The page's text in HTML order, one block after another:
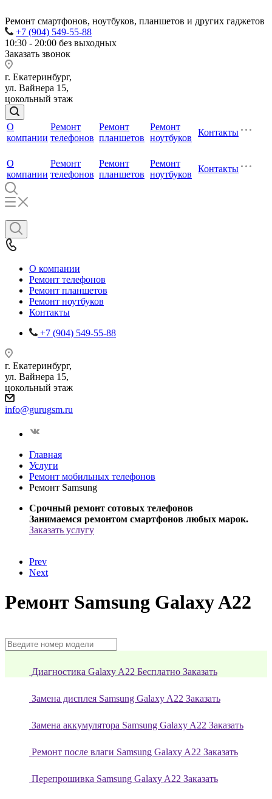
Ремонт смартфонов, ноутбуков, планшетов и других гаджетов
+7 (904) 549-55-88
10:30 - 20:00 без выходных
Заказать звонок
г. Екатеринбург,
ул. Вайнера 15,
цокольный этаж
О
компании
Ремонт
телефонов
Ремонт
планшетов
Ремонт
ноутбуков
Контакты
О
компании
Ремонт
телефонов
Ремонт
планшетов
Ремонт
ноутбуков
Контакты
О компании
Ремонт телефонов
Ремонт планшетов
Ремонт ноутбуков
Контакты
+7 (904) 549-55-88
г. Екатеринбург,
ул. Вайнера 15,
цокольный этаж
info@gurugsm.ru
Главная
Услуги
Ремонт мобильных телефонов
Ремонт Samsung
Срочный ремонт сотовых телефонов
Занимаемся ремонтом смартфонов любых марок.
Заказать услугу
Prev
Next
Ремонт Samsung Galaxy A22
Диагностика Galaxy A22 Бесплатно Заказать
Замена дисплея Samsung Galaxy A22 Заказать
Замена аккумулятора Samsung Galaxy A22 Заказать
Ремонт после влаги Samsung Galaxy A22 Заказать
Перепрошивка Samsung Galaxy A22 Заказать